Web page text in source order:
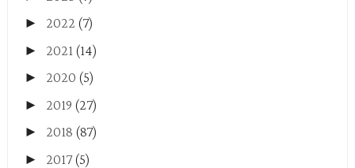
► 2022 (7)
► 2021 (14)
► 2020 (5)
► 2019 (27)
► 2018 (87)
► 2017 (5)